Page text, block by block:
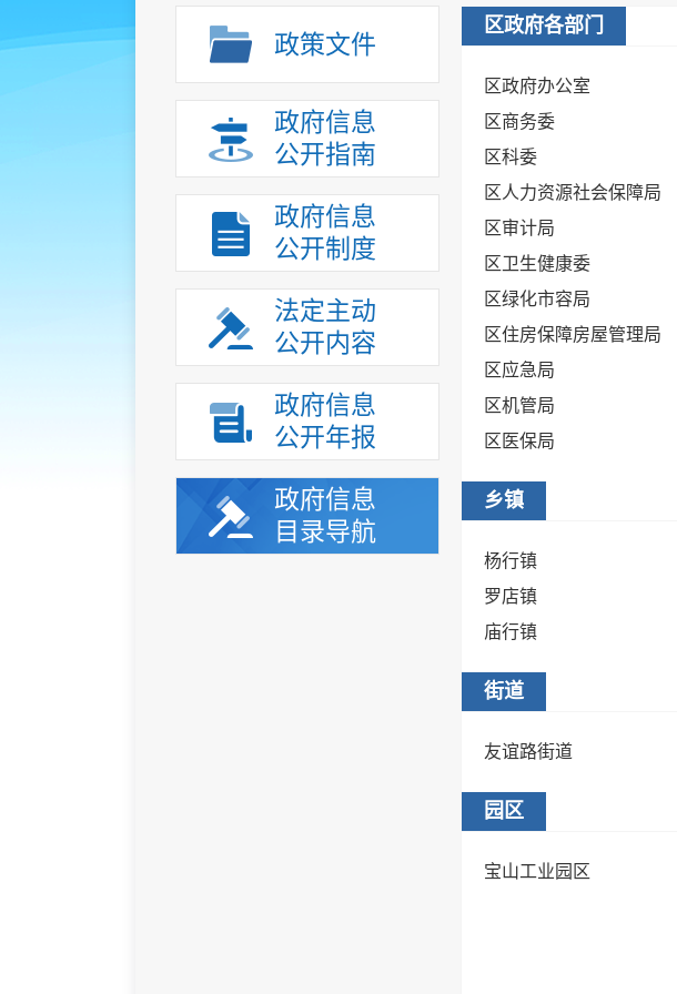
政策文件
政府信息
公开指南
政府信息
公开制度
法定主动
公开内容
政府信息
公开年报
政府信息
目录导航
区政府各部门
区政府办公室
区商务委
区科委
区人力资源社会保障局
区审计局
区卫生健康委
区绿化市容局
区住房保障房屋管理局
区应急局
区机管局
区医保局
乡镇
杨行镇
罗店镇
庙行镇
街道
友谊路街道
园区
宝山工业园区